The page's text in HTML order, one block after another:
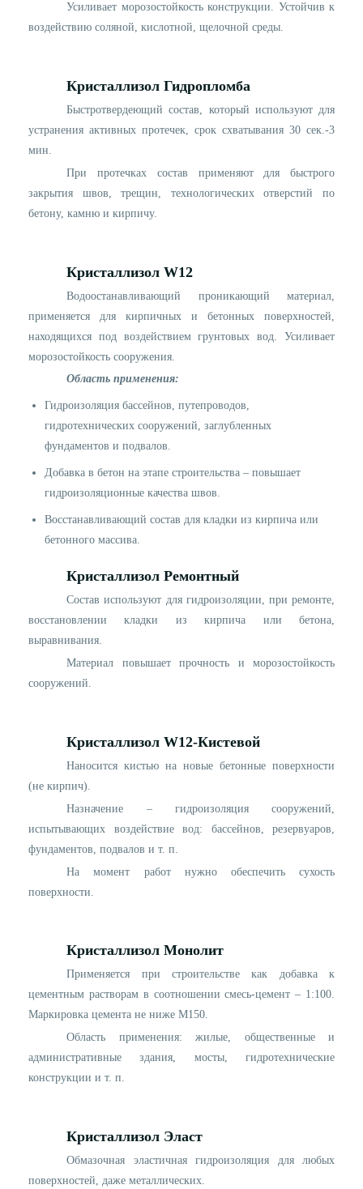
Усиливает морозостойкость конструкции. Устойчив к
воздействию соляной, кислотной, щелочной среды.
Кристаллизoл Гидропломбa
Быстротвердеющий состав, который используют для
устранения активных протечек, срок схватывания 30 сек.-3
мин.
При протечках состав применяют для быстрого
закрытия швов, трещин, технологических отверстий по
бетону, камню и кирпичу.
Кристаллизoл W12
Водоостанавливающий проникающий материал,
применяется для кирпичных и бетонных поверхностей,
находящихся под воздействием грунтовых вод. Усиливает
морозостойкость сооружения.
Область применения:
Гидроизоляция бассейнов, путепроводов,
гидротехнических сооружений, заглубленных
фундаментов и подвалов.
Добавка в бетон на этапе строительства – повышает
гидроизоляционные качества швов.
Восстанавливающий состав для кладки из кирпича или
бетонного массива.
Кристаллизoл Ремонтный
Состав используют для гидроизоляции, при ремонте,
восстановлении кладки из кирпича или бетона,
выравнивания.
Материал повышает прочность и морозостойкость
сооружений.
Кристаллизoл W12-Кистевой
Наносится кистью на новые бетонные поверхности
(не кирпич).
Назначение – гидроизоляция сооружений,
испытывающих воздействие вод: бассейнов, резервуаров,
фундаментов, подвалов и т. п.
На момент работ нужно обеспечить сухость
поверхности.
Кристаллизoл Монолит
Применяется при строительстве как добавка к
цементным растворам в соотношении смесь-цемент – 1:100.
Маркировка цемента не ниже М150.
Область применения: жилые, общественные и
административные здания, мосты, гидротехнические
конструкции и т. п.
Кристаллизoл Элaст
Обмазочная эластичная гидроизоляция для любых
поверхностей, даже металлических.